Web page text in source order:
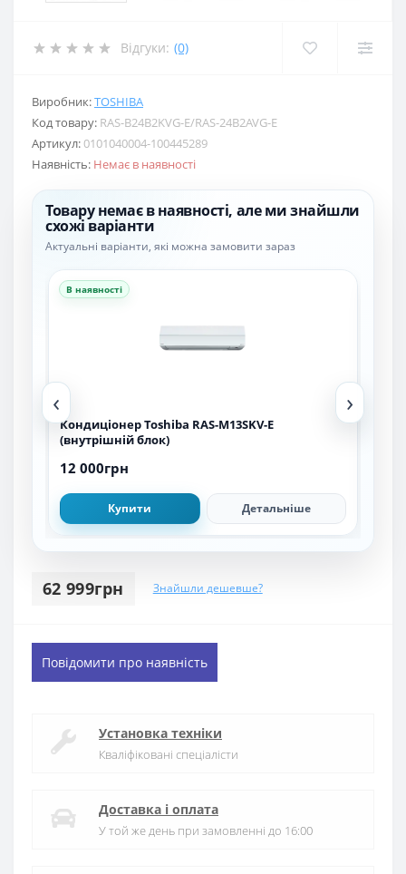
Відгуки: (0)
Виробник:TOSHIBA
Код товару: RAS-B24B2KVG-E/RAS-24B2AVG-E
Артикул:0101040004-100445289
Наявність: Немає в наявності
Товару немає в наявності, але ми знайшли
схожі варіанти
Актуальні варіанти, які можна замовити зараз
‹
В наявності
Кондиціонер Toshiba RAS-M13SKV-E
(внутрішній блок)
12 000грн
Купити Детальніше
›
62 999грн Знайшли дешевше?
Повідомити про наявність
Установка техніки
Кваліфіковані спеціалісти
Доставка і оплата
У той же день при замовленні до 16:00